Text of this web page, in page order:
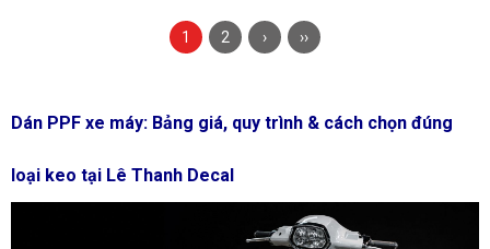
1 2 › ››
Dán PPF xe máy: Bảng giá, quy trình & cách chọn đúng
loại keo tại Lê Thanh Decal